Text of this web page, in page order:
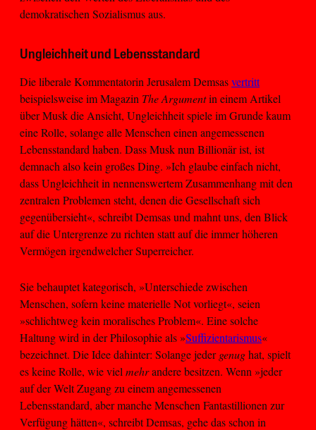
demokratischen Sozialismus aus.
Ungleichheit und Lebensstandard
Die liberale Kommentatorin Jerusalem Demsasvertritt
beispielsweise im Magazin The Argumentin einem Artikel
über Musk die Ansicht, Ungleichheit spiele im Grunde kaum
eine Rolle, solange alle Menschen einen angemessenen
Lebensstandard haben. Dass Musk nun Billionär ist, ist
demnach also kein großes Ding. »Ich glaube einfach nicht,
dass Ungleichheit in nennenswertem Zusammenhang mit den
zentralen Problemen steht, denen die Gesellschaft sich
gegenübersieht«, schreibt Demsas und mahnt uns, den Blick
auf die Untergrenze zu richten statt auf die immer höheren
Vermögen irgendwelcher Superreicher.
Sie behauptet kategorisch, »Unterschiede zwischen
Menschen, sofern keine materielle Not vorliegt«, seien
»schlichtweg kein moralisches Problem«. Eine solche
Haltung wird in der Philosophie als »Suffizientarismus«
bezeichnet. Die Idee dahinter: Solange jedergenughat, spielt
es keine Rolle, wie viel mehrandere besitzen. Wenn »jeder
auf der Welt Zugang zu einem angemessenen
Lebensstandard, aber manche Menschen Fantastillionen zur
Verfügung hätten«, schreibt Demsas, gehe das schon in